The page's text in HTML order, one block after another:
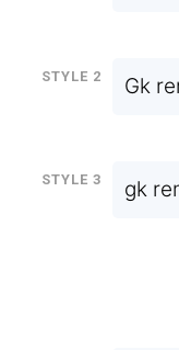
Style 2 Gk
Style 3 gk